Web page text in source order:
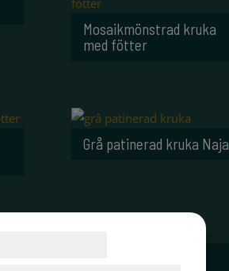
Mosaikmönstrad kruka
med fötter
Grå patinerad kruka Naja